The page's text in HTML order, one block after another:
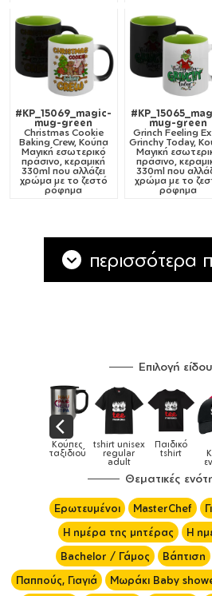
#KP_15069_magic-
mug-green
Christmas Cookie
Baking Crew, Κούπα
Μαγική εσωτερικό
πράσινο, κεραμική
330ml που αλλάζει
χρώμα με το ζεστό
ρόφημα
mug-green
Grinch Feeling
Grinchy Today,
Μαγική
πράσινο,
330ml που
χρώμα με το
ρόφημα
περισσότερα
Επιλογή
tshirt unisex
regular
Παιδικό
tshirt
Drill
Καπέλα
Θεματικές
Ερωτευμένοι MasterChef
Η ημέρα της μητέρας
Η
Bachelor / Γάμος
Βάπτιση
Παππούς, Γιαγιά
Μωράκι Baby